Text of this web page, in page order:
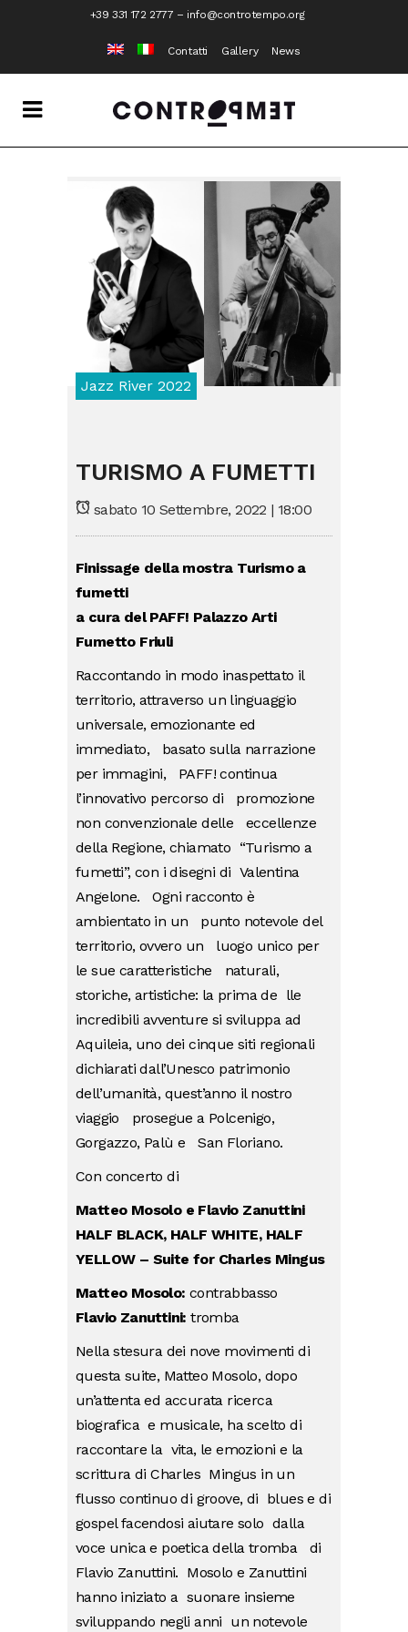
+39 331 172 2777 – info@controtempo.org
Contatti Gallery News
Jazz River 2022
TURISMO A FUMETTI
sabato 10 Settembre, 2022 | 18:00
Finissage della mostra Turismo a
fumetti
a cura del PAFF! Palazzo Arti
Fumetto Friuli
Raccontando in modo inaspettato il
territorio, attraverso un linguaggio
universale, emozionante ed
immediato, basato sulla narrazione
per immagini, PAFF! continua
l’innovativo percorso di promozione
non convenzionale delle eccellenze
della Regione, chiamato “Turismo a
fumetti”, con i disegni di Valentina
Angelone. Ogni racconto è
ambientato in un punto notevole del
territorio, ovvero un luogo unico per
le sue caratteristiche naturali,
storiche, artistiche: la prima de lle
incredibili avventure si sviluppa ad
Aquileia, uno dei cinque siti regionali
dichiarati dall’Unesco patrimonio
dell’umanità, quest’anno il nostro
viaggio prosegue a Polcenigo,
Gorgazzo, Palù e San Floriano.
Con concerto di
Matteo Mosolo e Flavio Zanuttini
HALF BLACK, HALF WHITE, HALF
YELLOW – Suitefor Charles Mingus
Matteo Mosolo: contrabbasso
Flavio Zanuttini:tromba
Nella stesura dei nove movimenti di
questa suite, Matteo Mosolo, dopo
un’attenta ed accurata ricerca
biografica e musicale, ha scelto di
raccontare la vita, le emozioni e la
scrittura di Charles Mingus in un
flusso continuo di groove, di blues e di
gospel facendosi aiutare solo dalla
voce unica e poetica della tromba di
Flavio Zanuttini. Mosolo e Zanuttini
hanno iniziato a suonare insieme
sviluppando negli anni un notevole